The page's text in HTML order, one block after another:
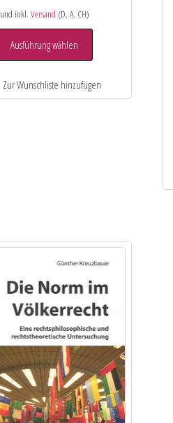
und inkl. Versand (D, A, CH)
Ausführung wählen